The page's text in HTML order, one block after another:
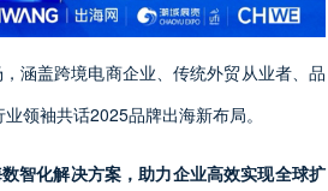
涵盖跨境电商企业、传统外贸从业者、品
领袖共话2025品牌出海新布局。
智化解决方案，助力企业高效实现全球扩